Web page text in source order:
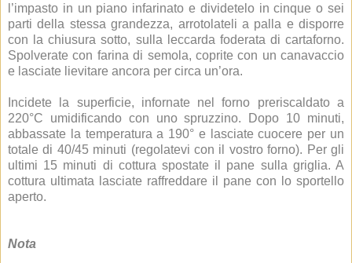
l’impasto in un piano infarinato e dividetelo in cinque o sei
parti della stessa grandezza, arrotolateli a palla e disporre
con la chiusura sotto, sulla leccarda foderata di cartaforno.
Spolverate con farina di semola, coprite con un canavaccio
e lasciate lievitare ancora per circa un’ora.
Incidete la superficie, infornate nel forno preriscaldato a
220°C umidificando con uno spruzzino. Dopo 10 minuti,
abbassate la temperatura a 190° e lasciate cuocere per un
totale di 40/45 minuti (regolatevi con il vostro forno). Per gli
ultimi 15 minuti di cottura spostate il pane sulla griglia. A
cottura ultimata lasciate raffreddare il pane con lo sportello
aperto.
Nota